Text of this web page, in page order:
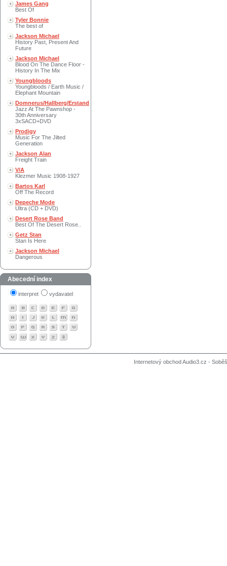
James Gang
Best Of
Tyler Bonnie
The best of
Jackson Michael
History Past, Present And
Future
Jackson Michael
Blood On The Dance Floor -
History In The Mix
Youngbloods
Youngbloods / Earth Music /
Elephant Mountain
Domnerus/Hallberg/Erstand
Jazz At The Pawnshop -
30th Anniversary
3xSACD+DVD
Prodigy
Music For The Jilted
Generation
Jackson Alan
Freight Train
V/A
Klezmer Music 1908-1927
Bartos Karl
Off The Record
Depeche Mode
Ultra (CD + DVD)
Desert Rose Band
Best Of The Desert Rose..
Getz Stan
Stan Is Here
Jackson Michael
Dangerous
Abecední index
interpret vydavatel
Internetový obchod Audio3.cz -